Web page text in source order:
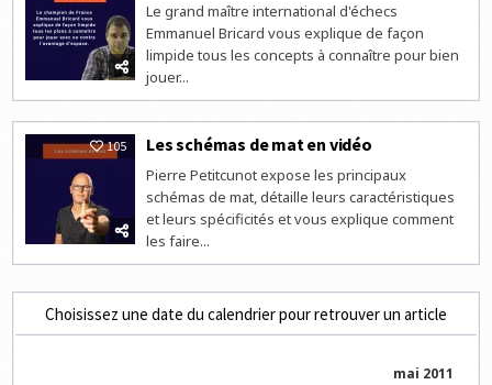
Le grand maître international d'échecs
Emmanuel Bricard vous explique de façon
limpide tous les concepts à connaître pour bien
jouer...
105 Les schémas de mat en vidéo
Pierre Petitcunot expose les principaux
schémas de mat, détaille leurs caractéristiques
et leurs spécificités et vous explique comment
les faire...
Choisissez une date du calendrier pour retrouver un article
mai 2011